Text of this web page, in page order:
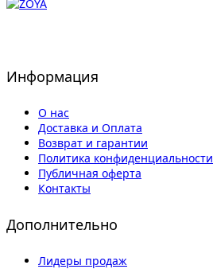
Информация
О нас
Доставка и Оплата
Возврат и гарантии
Политика конфиденциальности
Публичная оферта
Контакты
Дополнительно
Лидеры продаж